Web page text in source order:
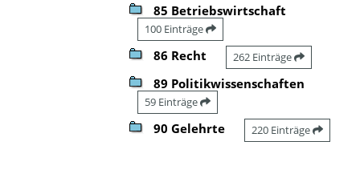
85 Betriebswirtschaft
100 Einträge
86 Recht 262 Einträge
89 Politikwissenschaften
59 Einträge
90 Gelehrte 220 Einträge